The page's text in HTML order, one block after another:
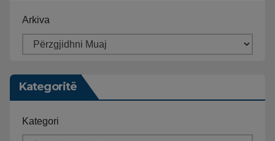
Arkiva
Kategoritë
Kategori